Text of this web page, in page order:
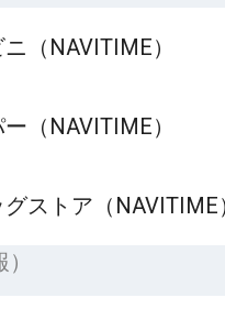
（NAVITIME）
（NAVITIME）
ストア（NAVITIME